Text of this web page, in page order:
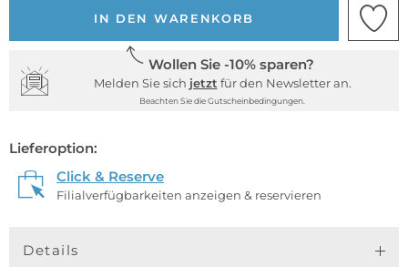
IN DEN WARENKORB
Wollen Sie -10% sparen?
Melden Sie sich jetzt für den Newsletter an.
Beachten Sie die Gutscheinbedingungen.
Lieferoption:
Click & Reserve
Filialverfügbarkeiten anzeigen & reservieren
Details